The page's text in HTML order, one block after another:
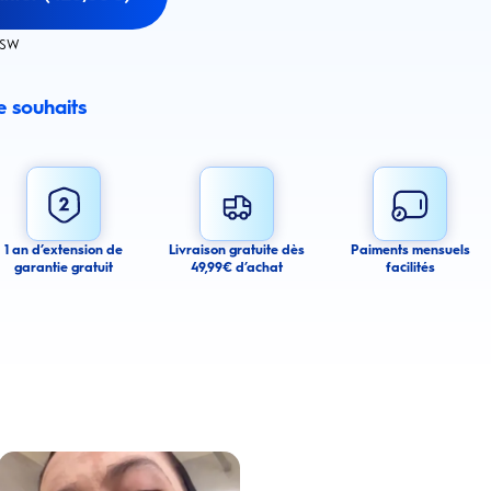
souhaits
alerts about this product.
agree to receive email communications regarding this product. We may use
messages about product availability. We process your personal data as
may withdraw your consent or manage your email preferences at any time.
1 an d’extension de
garantie gratuit
Livraison gratuite dès
49,99€ d’achat
Paiments mensuels
facilités
l’apparence de ses dents tachées grâce aux produits Oral-B
Lire la vidéo : Une jeune femme partage sa routine du soir pour des gencives plus saines avec les